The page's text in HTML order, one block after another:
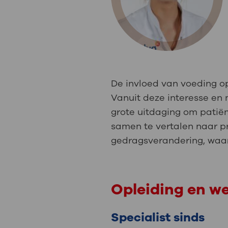
Uw
Uw
Werken
Contact
steeds verder uit, zodat u zelf
we u sneller helpen.
Direct naar MijnOLVG
De invloed van voeding
Vanuit deze interesse en
grote uitdaging om
samen te vertalen naar
gedragsverandering,
Opleiding en
Specialist sinds